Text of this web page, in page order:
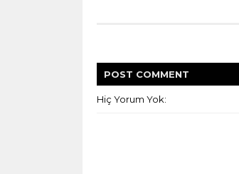
POST COMMENT
Hiç Yorum Yok: